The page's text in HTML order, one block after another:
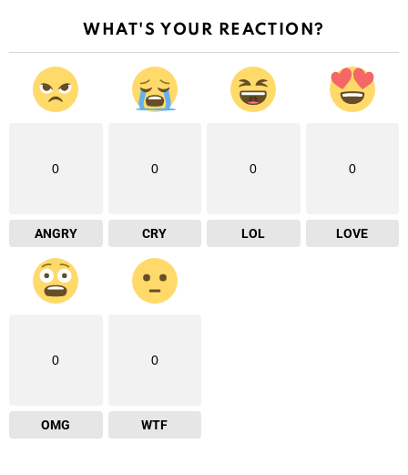
WHAT'S YOUR REACTION?
0
ANGRY
0
CRY
0
LOL
0
LOVE
0
OMG
0
WTF